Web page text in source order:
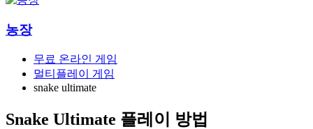
농장
무료 온라인 게임
멀티플레이 게임
snake ultimate
Snake Ultimate 플레이 방법